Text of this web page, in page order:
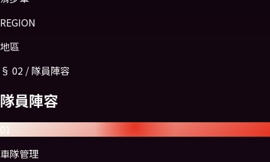
REGION
地區
§ 02 / 隊員陣容
隊員陣容
01
車隊管理